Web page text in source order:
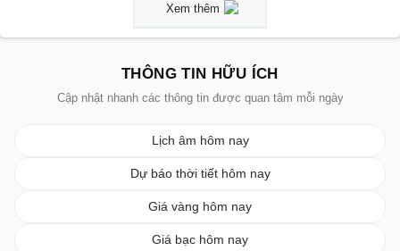
Xem thêm
THÔNG TIN HỮU ÍCH
Cập nhật nhanh các thông tin được quan tâm mỗi ngày
Lịch âm hôm nay
Dự báo thời tiết hôm nay
Giá vàng hôm nay
Giá bạc hôm nay